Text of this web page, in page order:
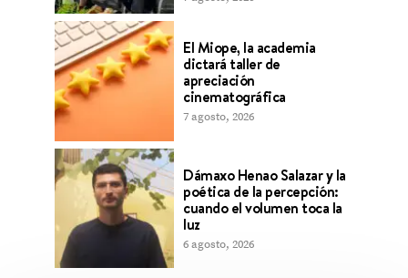
El Miope, la academia
dictará taller de
apreciación
cinematográfica
7 agosto, 2026
Dámaxo Henao Salazar y la
poética de la percepción:
cuando el volumen toca la
luz
6 agosto, 2026